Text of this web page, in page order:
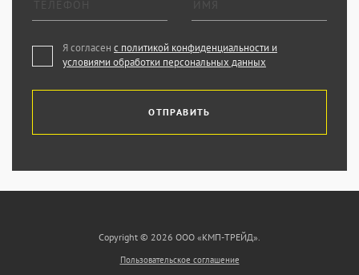
Я согласен с политикой конфиденциальности и
условиями обработки персональных данных
ОТПРАВИТЬ
Copyright © 2026 ООО «КМП-ТРЕЙД».
Пользовательское соглашение